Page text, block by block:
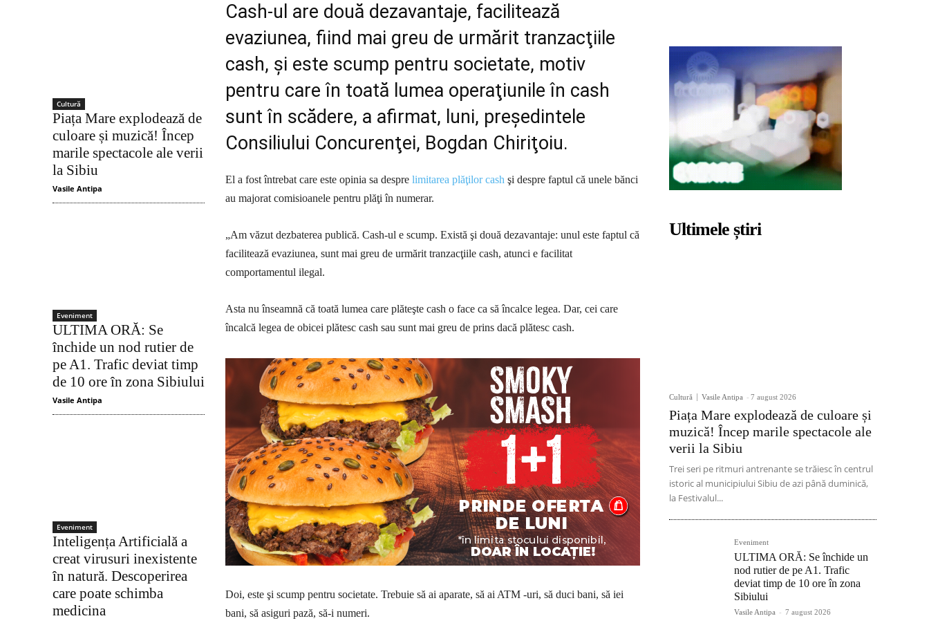
Cultură
Piața Mare explodează de
culoare și muzică! Încep
marile spectacole ale verii
la Sibiu
Vasile Antipa
Eveniment
ULTIMA ORĂ: Se
închide un nod rutier de
pe A1. Trafic deviat timp
de 10 ore în zona Sibiului
Vasile Antipa
Eveniment
Inteligența Artificială a
creat virusuri inexistente
în natură. Descoperirea
care poate schimba
medicina
Cash-ul are două dezavantaje, facilitează
evaziunea, fiind mai greu de urmărit tranzacţiile
cash, şi este scump pentru societate, motiv
pentru care în toată lumea operaţiunile în cash
sunt în scădere, a afirmat, luni, preşedintele
Consiliului Concurenţei, Bogdan Chiriţoiu.
El a fost întrebat care este opinia sa despre limitarea plăţilor cash şi despre faptul că unele bănci
au majorat comisioanele pentru plăţi în numerar.
„Am văzut dezbaterea publică. Cash-ul e scump. Există şi două dezavantaje: unul este faptul că
facilitează evaziunea, sunt mai greu de urmărit tranzacţiile cash, atunci e facilitat
comportamentul ilegal.
Asta nu înseamnă că toată lumea care plăteşte cash o face ca să încalce legea. Dar, cei care
încalcă legea de obicei plătesc cash sau sunt mai greu de prins dacă plătesc cash.
Doi, este şi scump pentru societate. Trebuie să ai aparate, să ai ATM -uri, să duci bani, să iei
bani, să asiguri pază, să-i numeri.
Ultimele știri
Cultură Vasile Antipa - 7 august 2026
Piața Mare explodează de culoare și
muzică! Încep marile spectacole ale
verii la Sibiu
Trei seri pe ritmuri antrenante se trăiesc în centrul
istoric al municipiului Sibiu de azi până duminică,
la Festivalul...
Eveniment
ULTIMA ORĂ: Se închide un
nod rutier de pe A1. Trafic
deviat timp de 10 ore în zona
Sibiului
Vasile Antipa - 7 august 2026